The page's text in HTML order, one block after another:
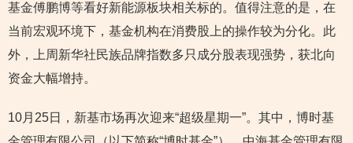
基金傅鹏博等看好新能源板块相关标的。值得注意的是，在
当前宏观环境下，基金机构在消费股上的操作较为分化。此
外，上周新华社民族品牌指数多只成分股表现强势，获北向
资金大幅增持。
10月25日，新基市场再次迎来“超级星期一”。其中，博时基